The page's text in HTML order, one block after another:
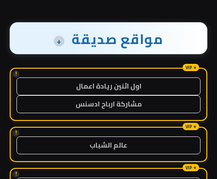
مواقع صديقة +
!
اول اثنين ريادة اعمال
مشاركة ارباح ادسنس
!
عالم الشباب
!